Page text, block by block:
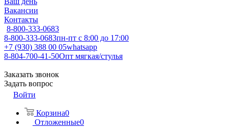
Вакансии
Контакты
8-800-333-0683
8-800-333-0683пн-пт с 8:00 до 17:00
+7 (930) 388 00 05whatsapp
8-804-700-41-50Опт мягкая/стулья
Заказать звонок
Задать вопрос
Войти
Корзина0
Отложенные0